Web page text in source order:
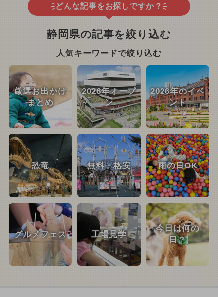
どんな記事をお探しですか？
静岡県の記事を絞り込む
人気キーワードで絞り込む
厳選お出かけ
まとめ
2026年オープ
ン
2026年のイベ
ント
恐竜 無料・格安 雨の日OK
グルメフェス 工場見学
今日は何の
日？